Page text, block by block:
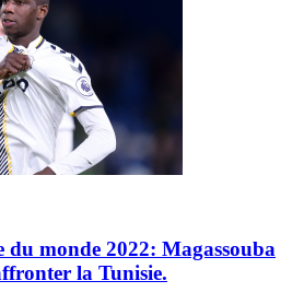
du monde 2022: Magassouba
la Tunisie.